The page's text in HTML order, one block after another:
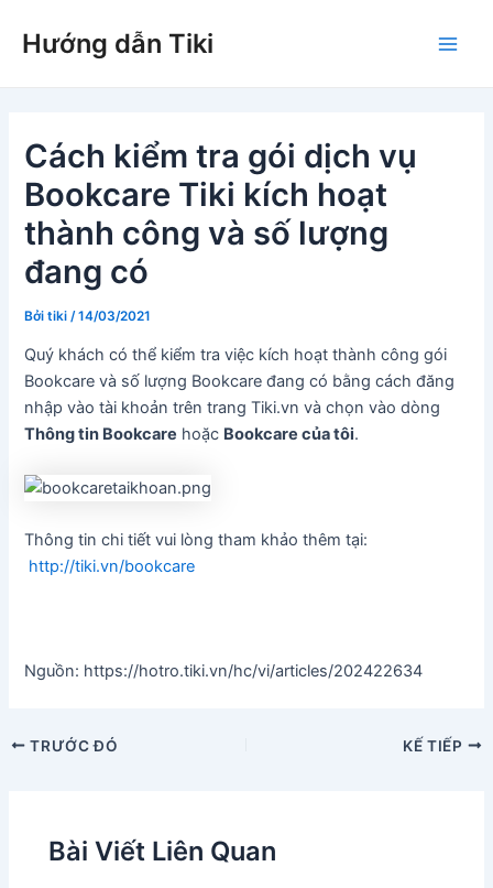
Hướng dẫn Tiki
Cách kiểm tra gói dịch vụ
Bookcare Tiki kích hoạt
thành công và số lượng
đang có
Bởitiki /14/03/2021
Quý khách có thể kiểm tra việc kích hoạt thành công gói
Bookcare và số lượng Bookcare đang có bằng cách đăng
nhập vào tài khoản trên trang Tiki.vn và chọn vào dòng
Thông tin Bookcare hoặc Bookcare của tôi.
Thông tin chi tiết vui lòng tham khảo thêm tại:
http://tiki.vn/bookcare
Nguồn: https://hotro.tiki.vn/hc/vi/articles/202422634
ĐiềuTRƯỚC ĐÓ KẾ TIẾP
Bài Viết Liên Quan